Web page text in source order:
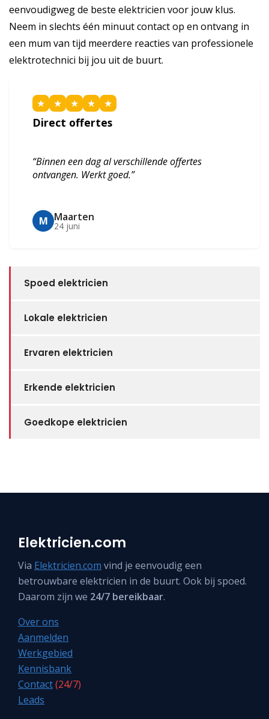
eenvoudigweg de beste elektricien voor jouw klus.
Neem in slechts één minuut contact op en ontvang in
een mum van tijd meerdere reacties van professionele
elektrotechnici bij jou uit de buurt.
★ ★ ★ ★ ★
Direct offertes
“Binnen een dag al verschillende offertes
ontvangen. Werkt goed.”
M Maarten
24 juni
Spoed elektricien
Lokale elektricien
Ervaren elektricien
Erkende elektricien
Goedkope elektricien
Elektricien.com
Via Elektricien.com vind je eenvoudig een
betrouwbare elektricien in de buurt. Ook bij spoed.
Daarom zijn we 24/7 bereikbaar.
Over ons
Aanmelden
Werkgebied
Kennisbank
Contact(24/7)
Leads